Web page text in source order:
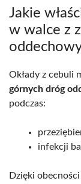
Jakie
w walce z
Okłady z cebuli
górnych dróg
podczas:
infekcji
Dzięki obecności